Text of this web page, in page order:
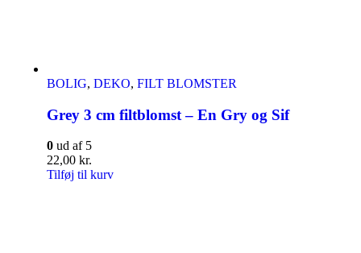
BOLIG, DEKO, FILT BLOMSTER
Grey 3 cm filtblomst – En Gry og Sif
0 ud af 5
22,00 kr.
Tilføj til kurv